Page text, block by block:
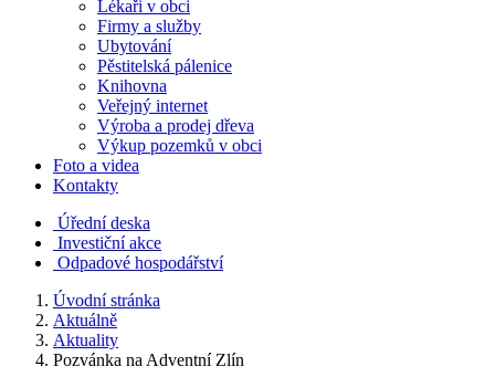
Lékaři v obci
Firmy a služby
Ubytování
Pěstitelská pálenice
Knihovna
Veřejný internet
Výroba a prodej dřeva
Výkup pozemků v obci
Foto a videa
Kontakty
Úřední deska
Investiční akce
Odpadové hospodářství
Úvodní stránka
Aktuálně
Aktuality
Pozvánka na Adventní Zlín